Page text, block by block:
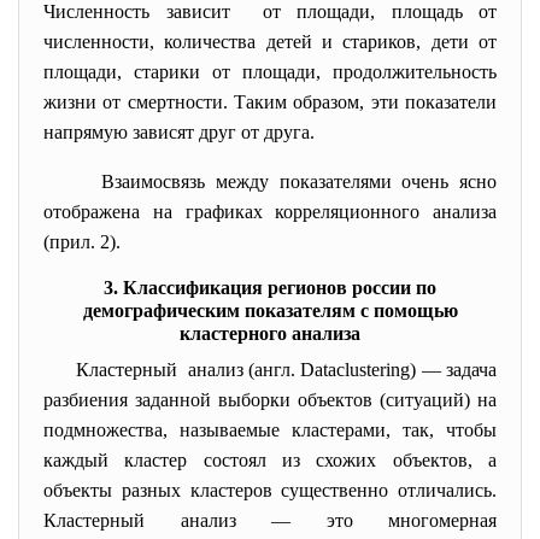
Численность зависит от площади, площадь от
численности, количества детей и стариков, дети от
площади, старики от площади, продолжительность
жизни от смертности. Таким образом, эти показатели
напрямую зависят друг от друга.
Взаимосвязь между показателями очень ясно
отображена на графиках корреляционного анализа
(прил. 2).
3. Классификация регионов россии по
демографическим показателям с помощью
кластерного анализа
Кластерный анализ (англ. Dataclustering) — задача
разбиения заданной выборки объектов (ситуаций) на
подмножества, называемые кластерами, так, чтобы
каждый кластер состоял из схожих объектов, а
объекты разных кластеров существенно отличались.
Кластерный анализ — это многомерная